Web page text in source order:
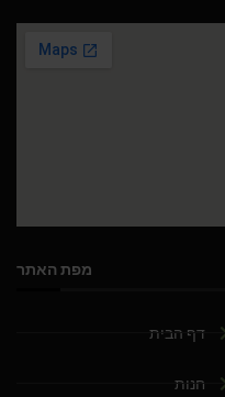
מפת האתר
דף הבית
חנות